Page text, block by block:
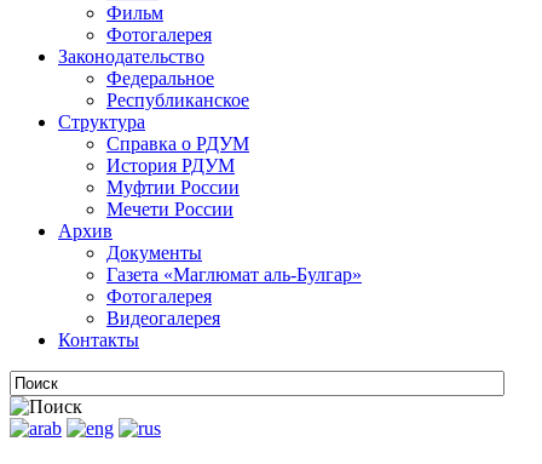
Фильм
Фотогалерея
Законодательство
Федеральное
Республиканское
Структура
Справка о РДУМ
История РДУМ
Муфтии России
Мечети России
Архив
Документы
Газета «Маглюмат аль-Булгар»
Фотогалерея
Видеогалерея
Контакты